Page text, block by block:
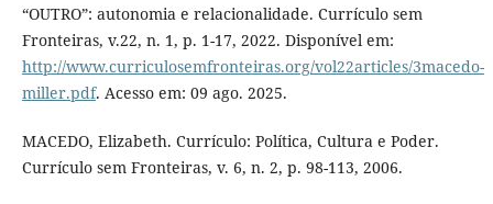
“OUTRO”: autonomia e relacionalidade. Currículo sem
Fronteiras, v.22, n. 1, p. 1-17, 2022. Disponível em:
http://www.curriculosemfronteiras.org/vol22articles/3macedo-
miller.pdf. Acesso em: 09 ago. 2025.
MACEDO, Elizabeth. Currículo: Política, Cultura e Poder.
Currículo sem Fronteiras, v. 6, n. 2, p. 98-113, 2006.